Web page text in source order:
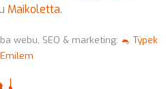
Maikoletta.
webu, SEO & marketing: 🐁 Týpek